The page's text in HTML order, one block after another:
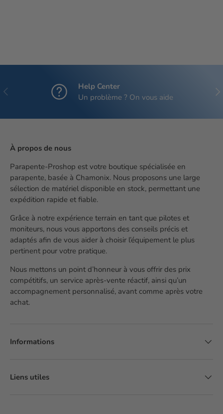
Précédent
Help Center
Un problème ? On vous aide
À propos de nous
Parapente-Proshop est votre boutique spécialisée en
parapente, basée à Chamonix. Nous proposons une large
sélection de matériel disponible en stock, permettant une
expédition rapide et fiable.
Grâce à notre expérience terrain en tant que pilotes et
moniteurs, nous vous apportons des conseils précis et
adaptés afin de vous aider à choisir l’équipement le plus
pertinent pour votre pratique.
Nous mettons un point d’honneur à vous offrir des prix
compétitifs, un service après-vente réactif, ainsi qu’un
accompagnement personnalisé, avant comme après votre
achat.
Informations
Liens utiles